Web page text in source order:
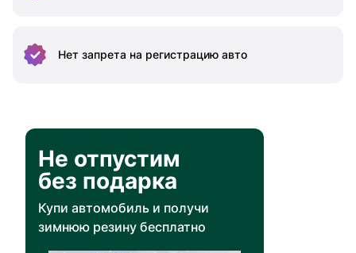
Нет запрета на регистрацию авто
Не отпустим
без подарка
Купи автомобиль и получи
зимнюю резину бесплатно